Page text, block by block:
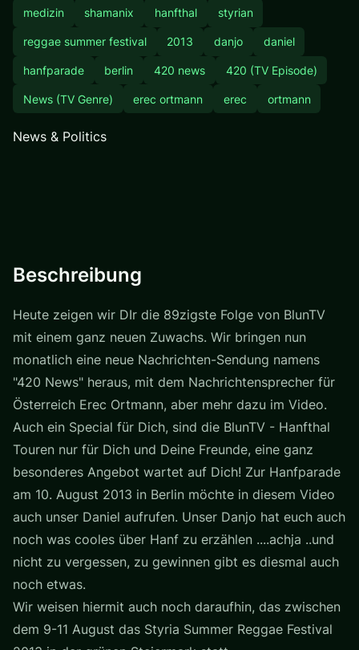
medizin shamanix hanfthal styrian
reggae summer festival 2013 danjo daniel
hanfparade berlin 420 news 420 (TV Episode)
News (TV Genre) erec ortmann erec ortmann
News & Politics
Beschreibung
Heute zeigen wir DIr die 89zigste Folge von BlunTV
mit einem ganz neuen Zuwachs. Wir bringen nun
monatlich eine neue Nachrichten-Sendung namens
"420 News" heraus, mit dem Nachrichtensprecher für
Österreich Erec Ortmann, aber mehr dazu im Video.
Auch ein Special für Dich, sind die BlunTV - Hanfthal
Touren nur für Dich und Deine Freunde, eine ganz
besonderes Angebot wartet auf Dich! Zur Hanfparade
am 10. August 2013 in Berlin möchte in diesem Video
auch unser Daniel aufrufen. Unser Danjo hat euch auch
noch was cooles über Hanf zu erzählen ....achja ..und
nicht zu vergessen, zu gewinnen gibt es diesmal auch
noch etwas.
Wir weisen hiermit auch noch daraufhin, das zwischen
dem 9-11 August das Styria Summer Reggae Festival